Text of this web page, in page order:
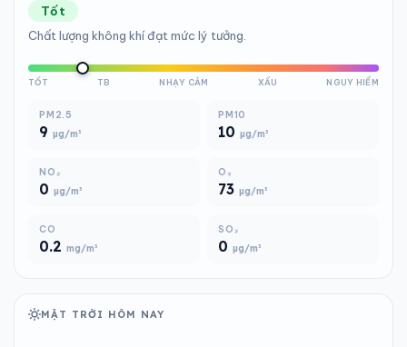
Tốt
Chất lượng không khí đạt mức lý tưởng.
TỐT TB NHẠY CẢM XẤU NGUY HIỂM
PM2.5
9 µg/m³
PM10
10 µg/m³
NO₂
0 µg/m³
O₃
73 µg/m³
CO
0.2 mg/m³
SO₂
0 µg/m³
MẶT TRỜI HÔM NAY